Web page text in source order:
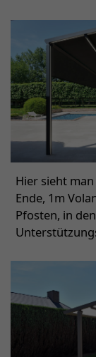
Hier sieht
Ende, 1m
Pfosten, in